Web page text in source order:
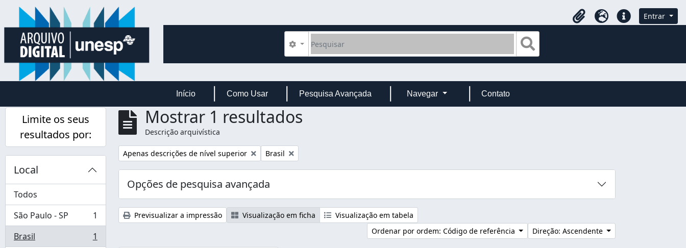
Skip to main content
Área de transferência
IdiomaLigações rápidas
Entrar
Pesquisar
Opções de busca
Início Como Usar Pesquisa Avançada Navegar Contato
Limite os seus
resultados por:
Local
Todos
São Paulo - SP
, 1 resultados
1
Brasil
, 1 resultados
1
Mostrar 1 resultados
Descrição arquivística
Remover filtro:
Apenas descrições de nível superior Remover filtro:
Brasil
Opções de pesquisa avançada
Previsualizar a impressão Visualização em ficha
Visualização em tabela
Ordenar por ordem: Código de referência
Direção: Ascendente